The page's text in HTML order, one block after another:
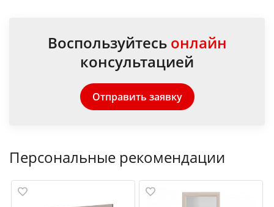
Воспользуйтесь онлайн
консультацией
Отправить заявку
Персональные рекомендации